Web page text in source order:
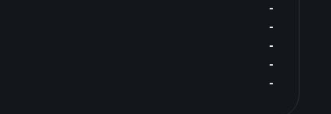
-
-
-
-
-